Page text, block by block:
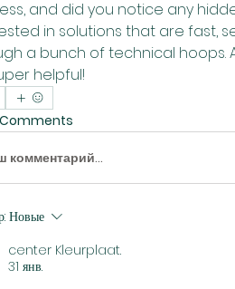
and did you notice any
in solutions that are fast,
a bunch of technical hoops.
helpful!
комментарий...
Новые
center Kleurplaat.
31 янв.